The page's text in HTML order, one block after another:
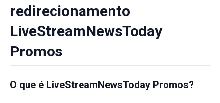
redirecionamento
LiveStreamNewsToday
Promos
O que é LiveStreamNewsToday Promos?